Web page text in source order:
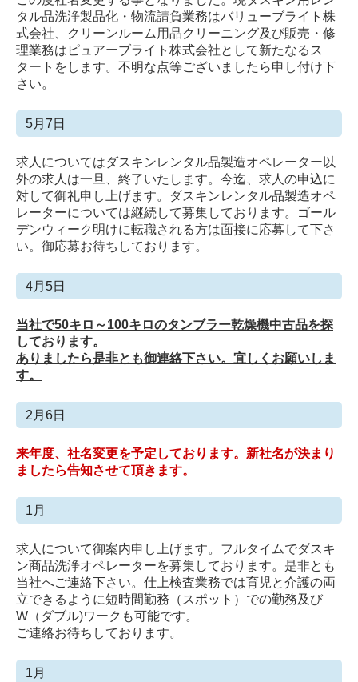
タル品洗浄製品化・物流請負業務はバリューブライト株
式会社、クリーンルーム用品クリーニング及び販売・修
理業務はピュアーブライト株式会社として新たなるス
タートをします。不明な点等ございましたら申し付け下
さい。
5月7日
求人についてはダスキンレンタル品製造オペレーター以
外の求人は一旦、終了いたします。今迄、求人の申込に
対して御礼申し上げます。ダスキンレンタル品製造オペ
レーターについては継続して募集しております。ゴール
デンウィーク明けに転職される方は面接に応募して下さ
い。御応募お待ちしております。
4月5日
当社で50キロ～100キロのタンブラー乾燥機中古品を探
しております。
ありましたら是非とも御連絡下さい。宜しくお願いしま
す。
2月6日
来年度、社名変更を予定しております。新社名が決まり
ましたら告知させて頂きます。
1月
求人について御案内申し上げます。フルタイムでダスキ
ン商品洗浄オペレーターを募集しております。是非とも
当社へご連絡下さい。仕上検査業務では育児と介護の両
立できるように短時間勤務（スポット）での勤務及び
W（ダブル)ワークも可能です。
ご連絡お待ちしております。
1月